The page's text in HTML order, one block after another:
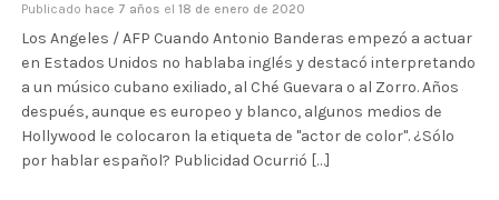
Publicado hace 7 años el 18 de enero de 2020
Los Angeles / AFP Cuando Antonio Banderas empezó a actuar
en Estados Unidos no hablaba inglés y destacó interpretando
a un músico cubano exiliado, al Ché Guevara o al Zorro. Años
después, aunque es europeo y blanco, algunos medios de
Hollywood le colocaron la etiqueta de "actor de color". ¿Sólo
por hablar español? Publicidad Ocurrió […]